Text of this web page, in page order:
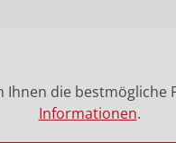
Ihnen die
Informationen.